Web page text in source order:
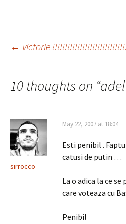
Post
navigation
← victorie
10 thoughts on “
sirrocco
May 22, 2007 at 18:04
Esti penibil .
catusi de putin …
La o adica la ce
care voteaza cu
Penibil